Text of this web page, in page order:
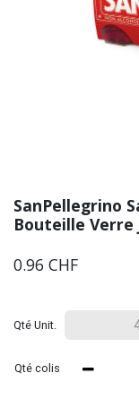
SanPellegrino
Bouteille
0.96 CHF
Qté Unit.
Qté colis